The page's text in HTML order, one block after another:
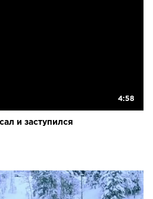
4:58
и заступился